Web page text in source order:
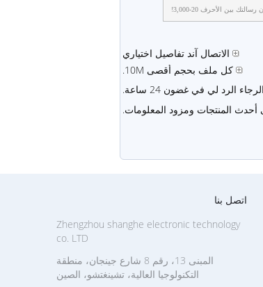
بين الأحرف 20-3,000!
الاتصال آند تفاصيل اختياري
كل ملف بحجم أقصى 10M.
الرجاء الرد لي في غضون 24 ساعة.
أحدث المنتجات ومزود المعلومات.
اتصل بنا
Zhengzhou shanghe electronic technology
co. LTD
المبنى 13، رقم 8 شارع جينجان، منطقة
التكنولوجيا العالية، تشينغتشو، الصين